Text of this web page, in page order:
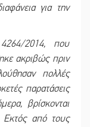
για την
2014, που
ακριβώς πριν
πολλές
παρατάσεις
βρίσκονται
Εκτός από τους